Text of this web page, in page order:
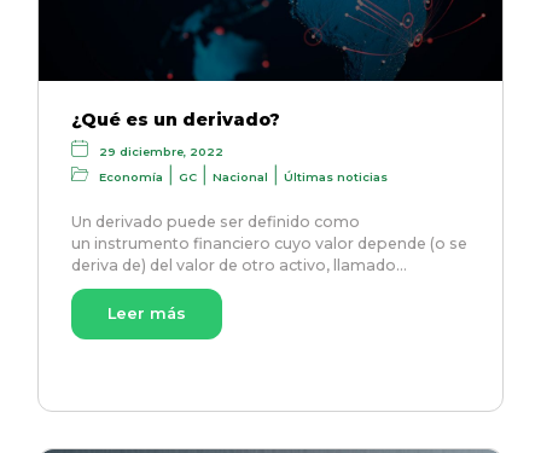
¿Qué es un derivado?
29 diciembre, 2022
Economía
|GC |Nacional |Últimas noticias
Un derivado puede ser definido como
un instrumento financiero cuyo valor depende (o se
deriva de) del valor de otro activo, llamado…
Leer más